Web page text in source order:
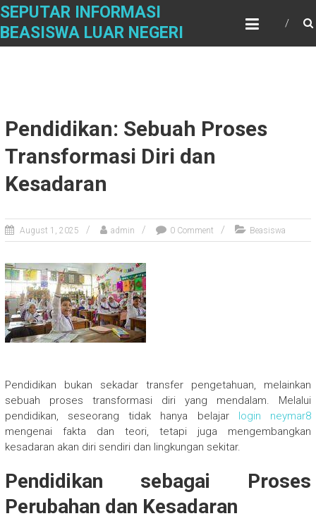
Skip
content
SEPUTAR INFORMASI
BEASISWA LUAR NEGERI
Pendidikan: Sebuah Proses
Transformasi Diri dan
Kesadaran
August 1, 2025 admin 0 Comment Beasiswa
Pendidikan bukan sekadar transfer pengetahuan, melainkan
sebuah proses transformasi diri yang mendalam. Melalui
pendidikan, seseorang tidak hanya belajar login neymar8
mengenai fakta dan teori, tetapi juga mengembangkan
kesadaran akan diri sendiri dan lingkungan sekitar.
Pendidikan sebagai Proses
Perubahan dan Kesadaran